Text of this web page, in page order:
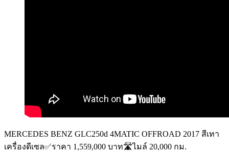
MERCEDES BENZ GLC250d 4MATIC OFFROAD 2017 สีเทา
เครื่องดีเซล✅ราคา 1,559,000 บาท🛣️ไมล์ 20,000 กม.